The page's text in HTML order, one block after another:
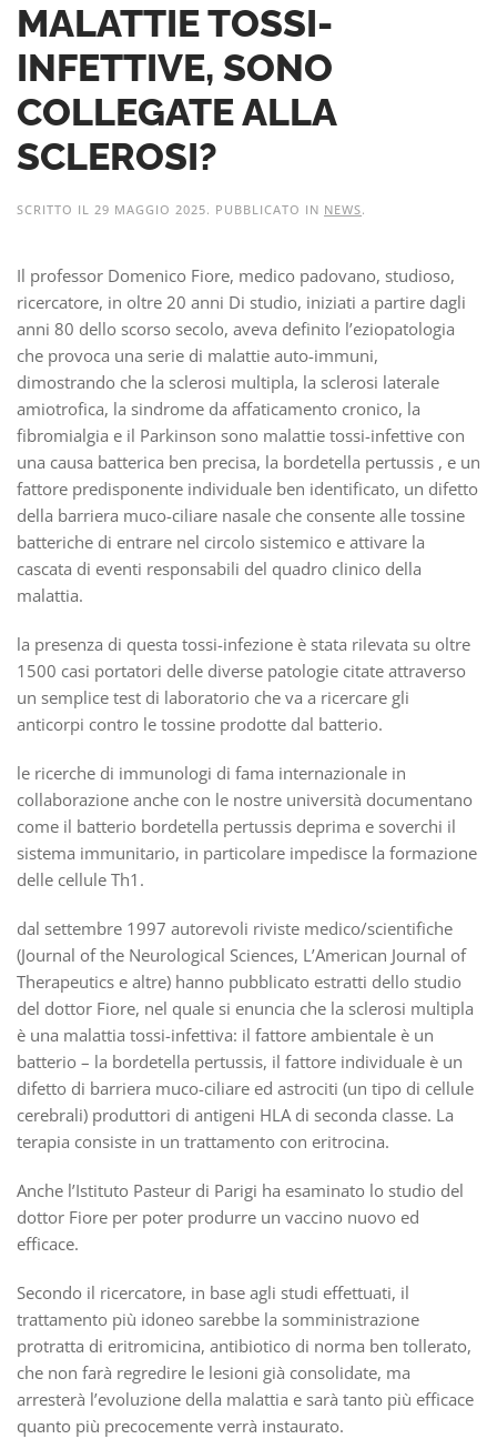
MALATTIE TOSSI-
INFETTIVE, SONO
COLLEGATE ALLA
SCLEROSI?
SCRITTO IL 29 MAGGIO 2025. PUBBLICATO IN NEWS.
Il professor Domenico Fiore, medico padovano, studioso,
ricercatore, in oltre 20 anni Di studio, iniziati a partire dagli
anni 80 dello scorso secolo, aveva definito l’eziopatologia
che provoca una serie di malattie auto-immuni,
dimostrando che la sclerosi multipla, la sclerosi laterale
amiotrofica, la sindrome da affaticamento cronico, la
fibromialgia e il Parkinson sono malattie tossi-infettive con
una causa batterica ben precisa, la bordetella pertussis , e un
fattore predisponente individuale ben identificato, un difetto
della barriera muco-ciliare nasale che consente alle tossine
batteriche di entrare nel circolo sistemico e attivare la
cascata di eventi responsabili del quadro clinico della
malattia.
la presenza di questa tossi-infezione è stata rilevata su oltre
1500 casi portatori delle diverse patologie citate attraverso
un semplice test di laboratorio che va a ricercare gli
anticorpi contro le tossine prodotte dal batterio.
le ricerche di immunologi di fama internazionale in
collaborazione anche con le nostre università documentano
come il batterio bordetella pertussis deprima e soverchi il
sistema immunitario, in particolare impedisce la formazione
delle cellule Th1.
dal settembre 1997 autorevoli riviste medico/scientifiche
(Journal of the Neurological Sciences, L’American Journal of
Therapeutics e altre) hanno pubblicato estratti dello studio
del dottor Fiore, nel quale si enuncia che la sclerosi multipla
è una malattia tossi-infettiva: il fattore ambientale è un
batterio – la bordetella pertussis, il fattore individuale è un
difetto di barriera muco-ciliare ed astrociti (un tipo di cellule
cerebrali) produttori di antigeni HLA di seconda classe. La
terapia consiste in un trattamento con eritrocina.
Anche l’Istituto Pasteur di Parigi ha esaminato lo studio del
dottor Fiore per poter produrre un vaccino nuovo ed
efficace.
Secondo il ricercatore, in base agli studi effettuati, il
trattamento più idoneo sarebbe la somministrazione
protratta di eritromicina, antibiotico di norma ben tollerato,
che non farà regredire le lesioni già consolidate, ma
arresterà l’evoluzione della malattia e sarà tanto più efficace
quanto più precocemente verrà instaurato.